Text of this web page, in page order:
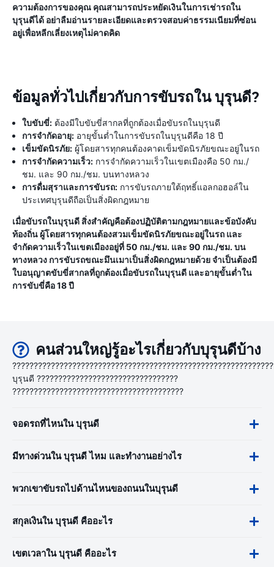
ความต้องการของคุณ คุณสามารถประหยัดเงินในการเช่ารถใน
บุรุนดีได้ อย่าลืมอ่านรายละเอียดและตรวจสอบค่าธรรมเนียมที่ซ่อน
อยู่เพื่อหลีกเลี่ยงเหตุไม่คาดคิด
ข้อมูลทั่วไปเกี่ยวกับการขับรถใน บุรุนดี?
ใบขับขี่: ต้องมีใบขับขี่สากลที่ถูกต้องเมื่อขับรถในบุรุนดี
การจำกัดอายุ: อายุขั้นต่ำในการขับรถในบุรุนดีคือ 18 ปี
เข็มขัดนิรภัย: ผู้โดยสารทุกคนต้องคาดเข็มขัดนิรภัยขณะอยู่ในรถ
การจำกัดความเร็ว: การจำกัดความเร็วในเขตเมืองคือ 50 กม./
ชม. และ 90 กม./ชม. บนทางหลวง
การดื่มสุราและการขับรถ: การขับรถภายใต้ฤทธิ์แอลกอฮอล์ใน
ประเทศบุรุนดีถือเป็นสิ่งผิดกฎหมาย
เมื่อขับรถในบุรุนดี สิ่งสำคัญคือต้องปฏิบัติตามกฎหมายและข้อบังคับ
ท้องถิ่น ผู้โดยสารทุกคนต้องสวมเข็มขัดนิรภัยขณะอยู่ในรถ และ
จำกัดความเร็วในเขตเมืองอยู่ที่ 50 กม./ชม. และ 90 กม./ชม. บน
ทางหลวง การขับรถขณะมึนเมาเป็นสิ่งผิดกฎหมายด้วย จำเป็นต้องมี
ใบอนุญาตขับขี่สากลที่ถูกต้องเมื่อขับรถในบุรุนดี และอายุขั้นต่ำใน
การขับขี่คือ 18 ปี
คนส่วนใหญ่รู้อะไรเกี่ยวกับบุรุนดีบ้าง
บุรุนดี ?????????????????????????????????
????????????????????????????????????????
จอดรถที่ไหนใน บุรุนดี
มีทางด่วนใน บุรุนดี ไหม และทำงานอย่างไร
พวกเขาขับรถไปด้านไหนของถนนในบุรุนดี
สกุลเงินใน บุรุนดี คืออะไร
เขตเวลาใน บุรุนดี คืออะไร